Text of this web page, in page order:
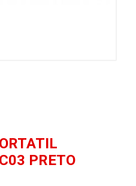
PRETO